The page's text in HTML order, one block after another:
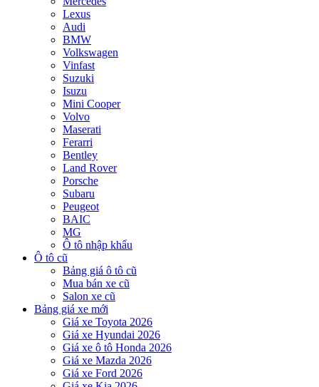
Lexus
Audi
BMW
Volkswagen
Vinfast
Suzuki
Isuzu
Mini Cooper
Volvo
Maserati
Ferarri
Bentley
Land Rover
Porsche
Subaru
Peugeot
BAIC
MG
Ô tô nhập khẩu
Ô tô cũ
Bảng giá ô tô cũ
Mua bán xe cũ
Salon xe cũ
Bảng giá xe mới
Giá xe Toyota 2026
Giá xe Hyundai 2026
Giá xe ô tô Honda 2026
Giá xe Mazda 2026
Giá xe Ford 2026